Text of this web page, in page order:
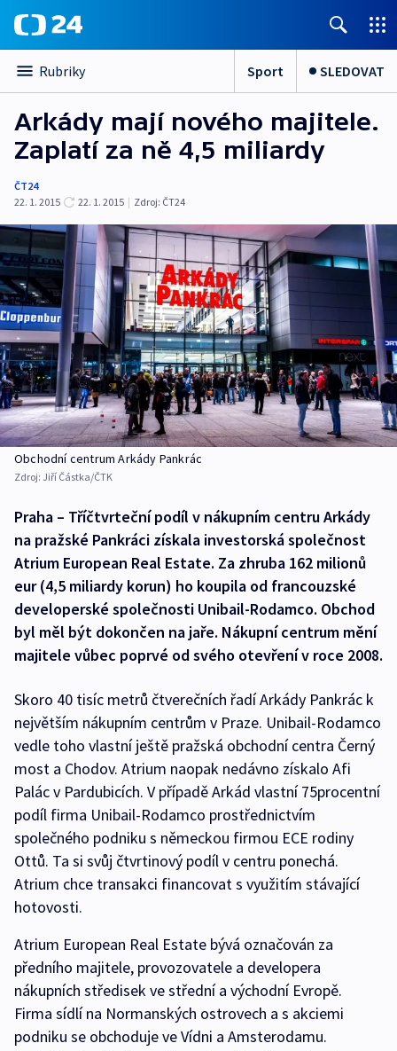
Rubriky Sport SLEDOVAT
Arkády mají nového majitele.
Zaplatí za ně 4,5 miliardy
ČT24
22. 1. 2015
22. 1. 2015 | Zdroj: ČT24
Obchodní centrum Arkády Pankrác
Zdroj: Jiří Částka/ČTK
Praha – Tříčtvrteční podíl v nákupním centru Arkády
na pražské Pankráci získala investorská společnost
Atrium European Real Estate. Za zhruba 162 milionů
eur (4,5 miliardy korun) ho koupila od francouzské
developerské společnosti Unibail-Rodamco. Obchod
byl měl být dokončen na jaře. Nákupní centrum mění
majitele vůbec poprvé od svého otevření v roce 2008.
Skoro 40 tisíc metrů čtverečních řadí Arkády Pankrác k
největším nákupním centrům v Praze. Unibail-Rodamco
vedle toho vlastní ještě pražská obchodní centra Černý
most a Chodov. Atrium naopak nedávno získalo Afi
Palác v Pardubicích. V případě Arkád vlastní 75procentní
podíl firma Unibail-Rodamco prostřednictvím
společného podniku s německou firmou ECE rodiny
Ottů. Ta si svůj čtvrtinový podíl v centru ponechá.
Atrium chce transakci financovat s využitím stávající
hotovosti.
Atrium European Real Estate bývá označován za
předního majitele, provozovatele a developera
nákupních středisek ve střední a východní Evropě.
Firma sídlí na Normanských ostrovech a s akciemi
podniku se obchoduje ve Vídni a Amsterodamu.